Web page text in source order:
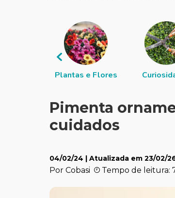
Plantas e Flores
Pimenta
cuidados
04/02/24 | Atualizada em 23/02/
Por Cobasi Tempo de leitura: